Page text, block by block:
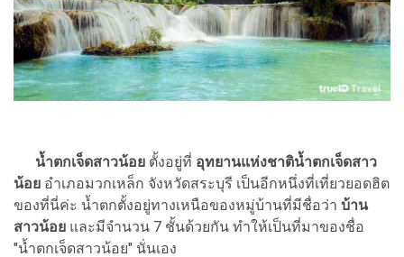
น้ำตกเจ็ดสาวน้อย ตั้งอยู่ที่ อุทยานแห่งชาติน้ำตกเจ็ดสาว
น้อย อำเภอมวกเหล็ก จังหวัดสระบุรี เป็นอีกหนึ่งที่เที่ยวยอดฮิต
ของที่นี่ค่ะ น้ำตกตั้งอยู่ทางเหนือของหมู่บ้านที่มีชื่อว่า บ้าน
สาวน้อย และมีจำนวน 7 ชั้นด้วยกัน ทำให้เป็นที่มาของชื่อ
"น้ำตกเจ็ดสาวน้อย" นั่นเอง